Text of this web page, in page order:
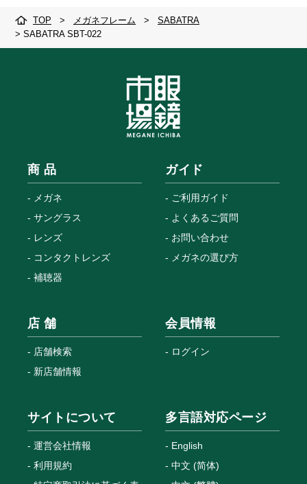
TOP > メガネフレーム >
SABATRA
> SABATRA SBT-022
商 品
メガネ
サングラス
レンズ
コンタクトレンズ
補聴器
ガイド
ご利用ガイド
よくあるご質問
お問い合わせ
メガネの選び方
店 舗
店舗検索
新店舗情報
会員情報
ログイン
サイトについて
運営会社情報
利用規約
多言語対応ページ
English
中文 (简体)